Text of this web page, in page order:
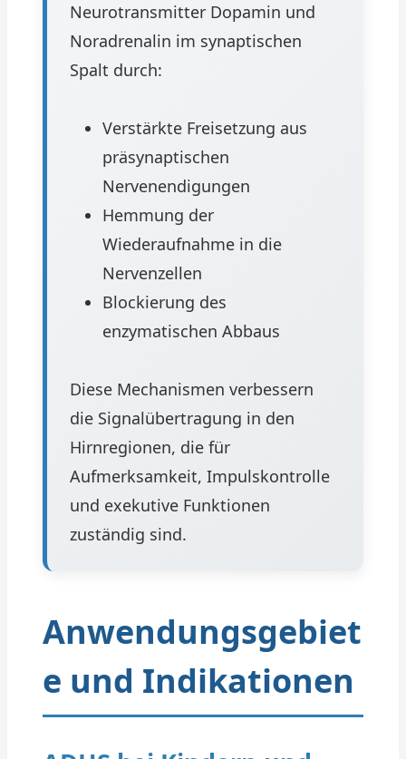
Neurotransmitter Dopamin und
Noradrenalin im synaptischen
Spalt durch:
Verstärkte Freisetzung aus
präsynaptischen
Nervenendigungen
Hemmung der
Wiederaufnahme in die
Nervenzellen
Blockierung des
enzymatischen Abbaus
Diese Mechanismen verbessern
die Signalübertragung in den
Hirnregionen, die für
Aufmerksamkeit, Impulskontrolle
und exekutive Funktionen
zuständig sind.
Anwendungsgebiet
e und Indikationen